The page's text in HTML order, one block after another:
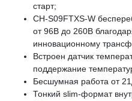
старт;
CH-S09FTXS-W
от 96В до 260В
инновационному
Встроен датчик
поддержание
Бесшумная работа от
Тонкий slim-формат